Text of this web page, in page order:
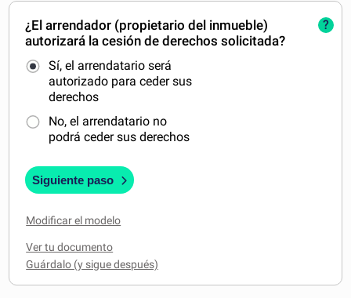
MI CUENTA
¿El arrendador (propietario del inmueble)
autorizará la cesión de derechos solicitada?
Sí, el arrendatario será
autorizado para ceder sus
derechos
No, el arrendatario no
podrá ceder sus derechos
?
Siguiente paso
Modificar el modelo
Ver tu documento